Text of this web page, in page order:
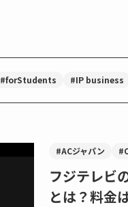
#forStudents #IP business
#ACジャパン
フジテレビ
とは？料金